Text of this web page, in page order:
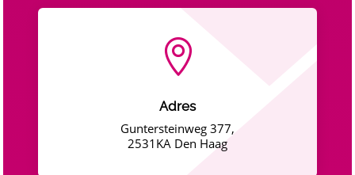

Adres
Guntersteinweg 377,
2531KA Den Haag